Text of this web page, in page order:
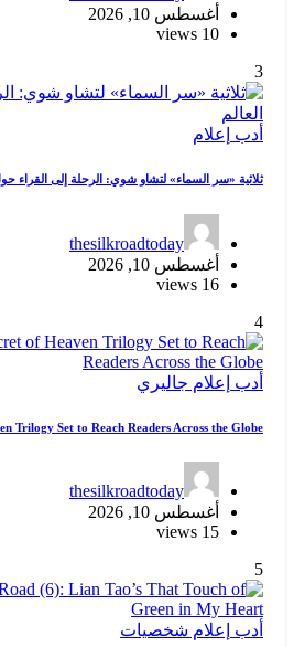
أغسطس 10, 2026
10 views
3
أدب إعلام
ثلاثية «سر السماء» لتشاو شوي: الرحلة إلى القراء
thesilkroadtoday
أغسطس 10, 2026
16 views
4
أدب إعلام جاليري
Trilogy Set to Reach Readers Across the Globe
thesilkroadtoday
أغسطس 10, 2026
15 views
5
أدب إعلام شخصيات